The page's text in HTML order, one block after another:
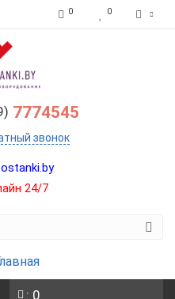
0 0
7774545
звонок
24/7
: 0